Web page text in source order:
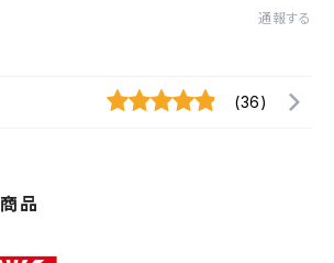
通報する
(36)
品